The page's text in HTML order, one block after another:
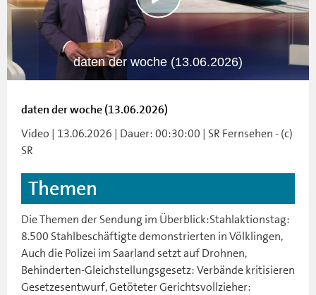
daten der woche (13.06.2026)
daten der woche (13.06.2026)
Video | 13.06.2026 | Dauer: 00:30:00 | SR Fernsehen - (c)
SR
Themen
Die Themen der Sendung im Überblick:Stahlaktionstag:
8.500 Stahlbeschäftigte demonstrierten in Völklingen,
Auch die Polizei im Saarland setzt auf Drohnen,
Behinderten-Gleichstellungsgesetz: Verbände kritisieren
Gesetzesentwurf, Getöteter Gerichtsvollzieher: